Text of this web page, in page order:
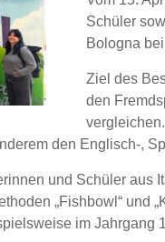
Schüler
Bologna
Ziel des
den
den Englisch-,
und Schüler
„Fishbowl“ und
im Jahrgang